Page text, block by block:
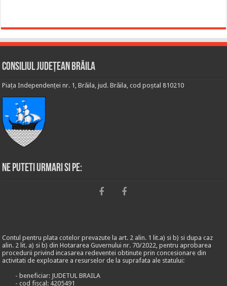
Consiliul Județean Brăila
Piața Independenței nr. 1, Brăila, jud. Brăila, cod poștal 810210
Ne puteti urmari si pe:
Contul pentru plata cotelor prevazute la art. 2 alin. 1 lit.a) si b) si dupa caz
alin. 2 lit. a) si b) din Hotararea Guvernului nr. 70/2022, pentru aprobarea
procedurii privind incasarea redeventei obtinute prin concesionare din
activitati de exploatare a resurselor de la suprafata ale statului:
- beneficiar: JUDETUL BRAILA
- cod fiscal: 4205491